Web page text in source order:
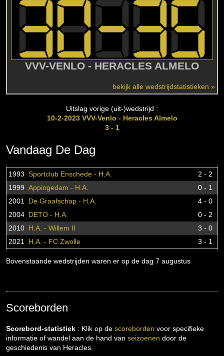
VVV-VENLO - HERACLES ALMELO
bekijk alle wedstrijdstatistieken »
Uitslag vorige (uit-)wedstrijd :
10-2-2023 VVV-Venlo - Heracles Almelo
3 - 1
Vandaag De Dag
1993 Sportclub Enschede - H.A.
2 - 2
1999 Appingedam - H.A.
0 - 1
2001 De Graafschap - H.A.
4 - 0
2004 DETO - H.A.
0 - 2
2010 H.A. - Willem II
3 - 0
2021 H.A. - FC Zwolle 3 - 1
Bovenstaande wedstrijden waren er op de dag 7 augustus
Scoreborden
Scorebord-statistiek : Klik op de scoreborden voor specifieke
informatie of wandel aan de hand van seizoenen door de
geschiedenis van Heracles.